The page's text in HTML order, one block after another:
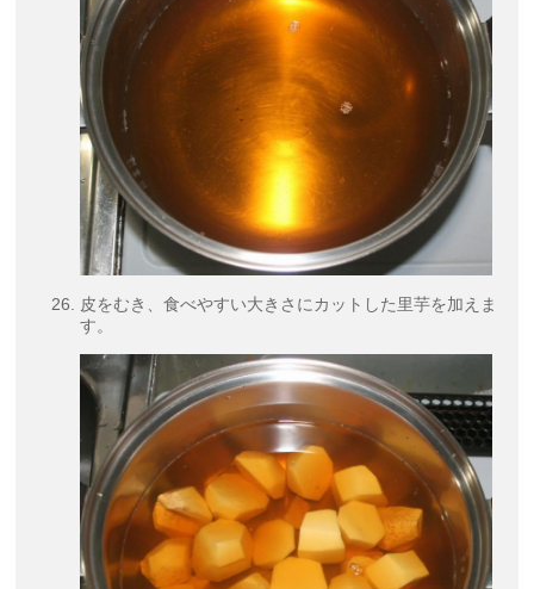
皮をむき、食べやすい大きさにカットした里芋を加えま
す。